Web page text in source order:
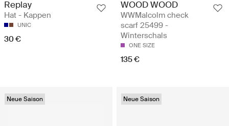
Replay
Hat - Kappen
UNIC
30 €
WOOD WOOD
WWMalcolm check
scarf 25499 -
Winterschals
ONE SIZE
135 €
Neue Saison Neue Saison